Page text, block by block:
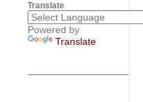
Translate
Powered by
Translate